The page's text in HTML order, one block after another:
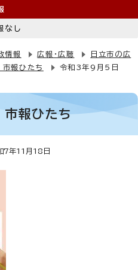
なし
情報 広報・広聴
日立市の広
報ひたち
令和3年9月5日
報ひたち
7年11月18日